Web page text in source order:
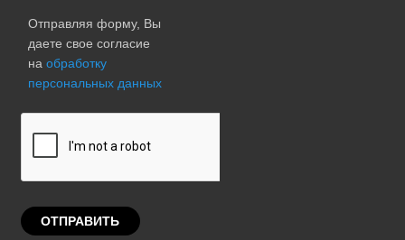
Отправляя форму, Вы
даете свое согласие
на обработку
персональных данных